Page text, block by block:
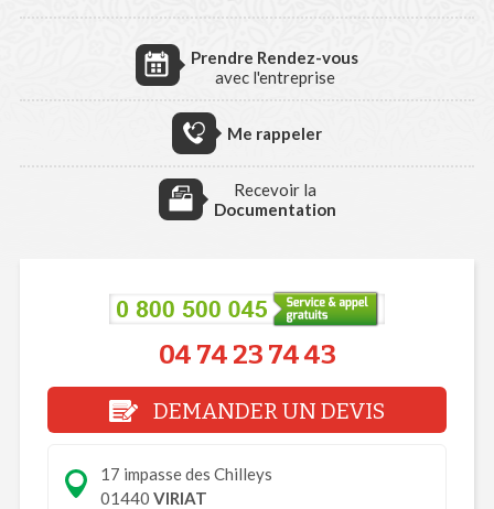
Prendre Rendez-vous
avec l'entreprise
Me rappeler
Recevoir la
Documentation
04 74 23 74 43
DEMANDER UN DEVIS
17 impasse des Chilleys
01440 VIRIAT